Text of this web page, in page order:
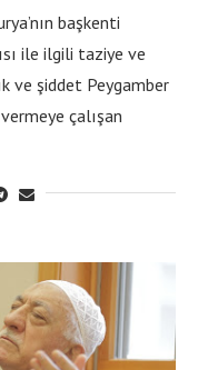
başkenti
ile ilgili taziye ve
ve şiddet Peygamber
çalışan